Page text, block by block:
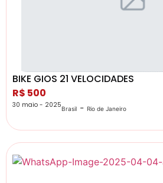
BIKE GIOS 21 VELOCIDADES
R$ 500
30 maio - 2025Brasil - Rio de Janeiro